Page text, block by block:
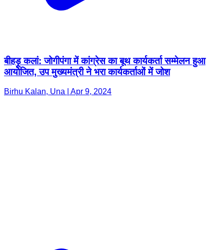
बीहड़ू कलां: जोगीपंगा में कांग्रेस का बूथ कार्यकर्ता सम्मेलन हुआ
आयोजित, उप मुख्यमंत्री ने भरा कार्यकर्ताओं में जोश
Birhu Kalan, Una | Apr 9, 2024